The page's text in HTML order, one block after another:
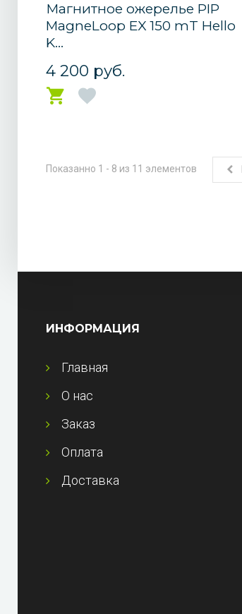
Магнитное ожерелье PIP
MagneLoop EX 150 mT Hello
K...
4 200 руб.
Показанно 1 - 8 из 11 элементов
ИНФОРМАЦИЯ
Главная
О нас
Заказ
Оплата
Доставка